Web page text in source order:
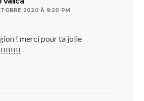
2020 À 9:20 PM
! merci pour ta jolie